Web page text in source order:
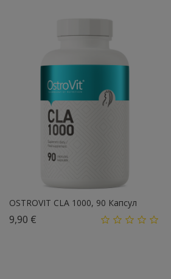
OSTROVIT CLA 1000, 90 Капсул
9,90 €